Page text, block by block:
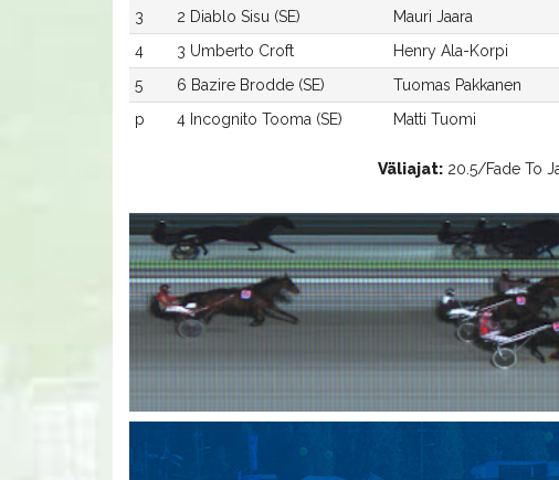
3
2 Diablo Sisu (SE) Mauri Jaara
4
3 Umberto Croft Henry Ala-Korpi
5
6 Bazire Brodde (SE) Tuomas Pakkanen
p
4 Incognito Tooma (SE) Matti Tuomi
Väliajat:20.5/Fade To